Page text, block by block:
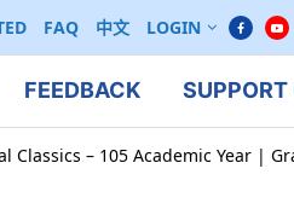
FAQ 中文 LOGIN
FEEDBACK
– 105 Academic Year |